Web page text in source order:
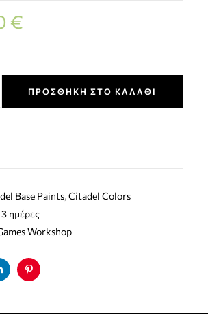
€
ΠΡΟΣΘΉΚΗ ΣΤΟ ΚΑΛΆΘΙ
Base Paints,Citadel Colors
ημέρες
Workshop
Pinterest